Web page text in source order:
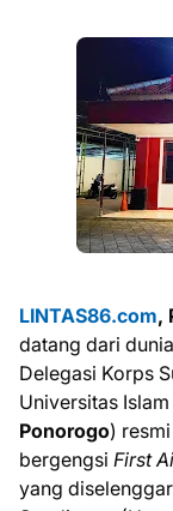
LINTAS86.com,
datang dari
Delegasi Korps
Universitas
Ponorogo)
bergengsi First
yang